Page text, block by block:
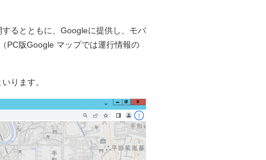
るとともに、Googleに提供し、モバ
PC版Google マップでは運行情報の
ります。